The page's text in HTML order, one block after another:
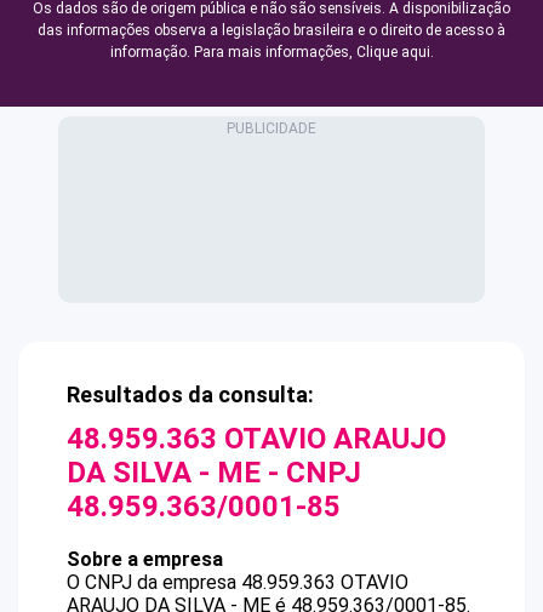
Os dados são de origem pública e não são sensíveis. A disponibilização
das informações observa a legislação brasileira e o direito de acesso à
informação. Para mais informações, Clique aqui.
Resultados da consulta:
48.959.363 OTAVIO ARAUJO
DA SILVA - ME - CNPJ
48.959.363/0001-85
Sobre a empresa
O CNPJ da empresa 48.959.363 OTAVIO
ARAUJO DA SILVA - ME é 48.959.363/0001-85.